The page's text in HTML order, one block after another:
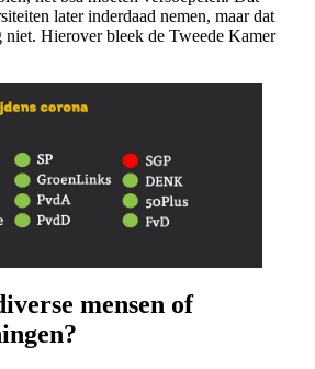
later inderdaad nemen, maar dat
Hierover bleek de Tweede Kamer
mensen of